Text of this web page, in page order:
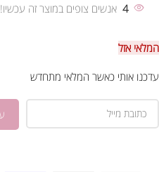
4 אנשים צופים במוצר זה עכשיו!
המלאי אזל
עדכנו אותי כאשר המלאי מתחדש